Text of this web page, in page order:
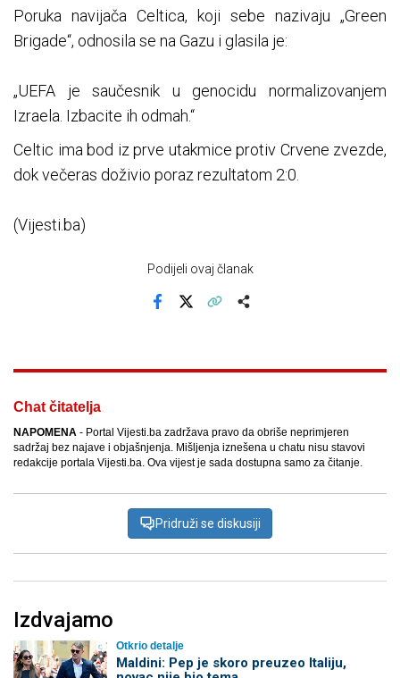
Poruka navijača Celtica, koji sebe nazivaju „Green
Brigade“, odnosila se na Gazu i glasila je:
„UEFA je saučesnik u genocidu normalizovanjem
Izraela. Izbacite ih odmah.“
Celtic ima bod iz prve utakmice protiv Crvene zvezde,
dok večeras doživio poraz rezultatom 2:0.
(Vijesti.ba)
Podijeli ovaj članak
Chat čitatelja
NAPOMENA - Portal Vijesti.ba zadržava pravo da obriše neprimjeren
sadržaj bez najave i objašnjenja. Mišljenja iznešena u chatu nisu stavovi
redakcije portala Vijesti.ba. Ova vijest je sada dostupna samo za čitanje.
Pridruži se diskusiji
Izdvajamo
Otkrio detalje
Maldini: Pep je skoro preuzeo Italiju,